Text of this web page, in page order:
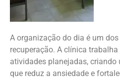
A organização do dia é um
recuperação. A clínica
atividades planejadas, criando
que reduz a ansiedade e